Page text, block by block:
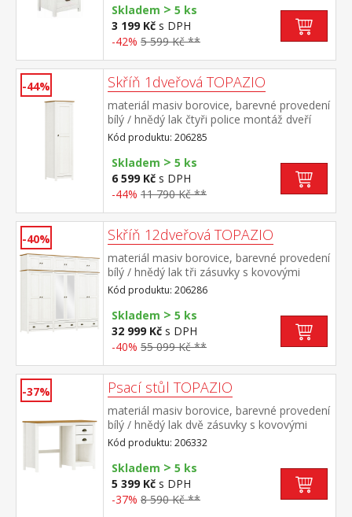
Skladem > 5 ks
3 199 Kč s DPH
-42% 5 599 Kč **
-44% Skříň 1dveřová TOPAZIO
materiál masiv borovice, barevné provedení
bílý / hnědý lak čtyři police montáž dveří
možná na pravou i levou stranu
Kód produktu: 206285
Skladem > 5 ks
6 599 Kč s DPH
-44% 11 790 Kč **
-40% Skříň 12dveřová TOPAZIO
materiál masiv borovice, barevné provedení
bílý / hnědý lak tři zásuvky s kovovými
úchytkami a pojezdy v levé a pravé části 1
police a kovová šatní tyč, ve střední části 3
police, na dvou středních dveřích je
zrcadlo nástavec je součástí dodávky
Kód produktu: 206286
Skladem > 5 ks
32 999 Kč s DPH
-40% 55 099 Kč **
-37% Psací stůl TOPAZIO
materiál masiv borovice, barevné provedení
bílý / hnědý lak dvě zásuvky s kovovými
úchytkami a pojezdy
Kód produktu: 206332
Skladem > 5 ks
5 399 Kč s DPH
-37% 8 590 Kč **